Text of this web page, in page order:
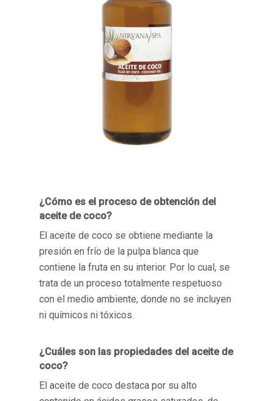
¿Cómo es el proceso de obtención del
aceite de coco?
El aceite de coco se obtiene mediante la
presión en frío de la pulpa blanca que
contiene la fruta en su interior. Por lo cual, se
trata de un proceso totalmente respetuoso
con el medio ambiente, donde no se incluyen
ni químicos ni tóxicos.
¿Cuáles son las propiedades del aceite de
coco?
El aceite de coco destaca por su alto